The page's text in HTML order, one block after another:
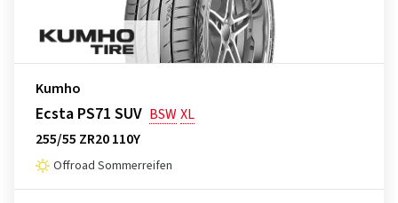
Kumho
Ecsta PS71 SUV BSWXL
255/55 ZR20 110Y
Offroad Sommerreifen